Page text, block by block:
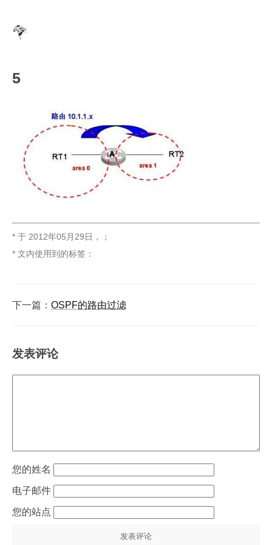
5
* 于 2012年05月29日 ，
；
* 文内使用到的标签：
下一篇： OSPF的路由过滤
发表评论
姓名
电子邮件
站点